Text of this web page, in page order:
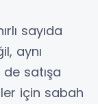
sayıda
aynı
satışa
için sabah